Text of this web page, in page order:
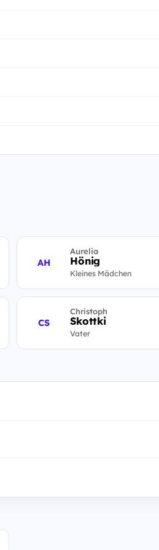
AH
Aurelia
Hönig
Kleines Mädchen
CS
Christoph
Skottki
Vater